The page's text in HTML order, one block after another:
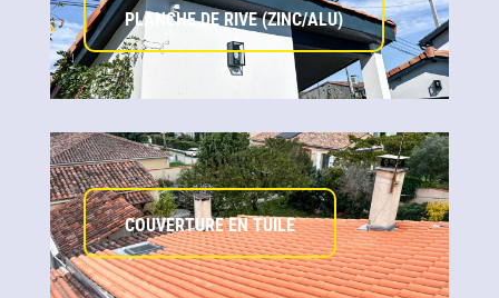
PLANCHE DE RIVE (ZINC/ALU)
COUVERTURE EN TUILE